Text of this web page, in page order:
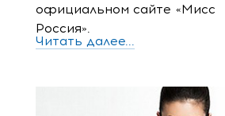
официальном сайте «Мисс
Россия».
Читать далее...